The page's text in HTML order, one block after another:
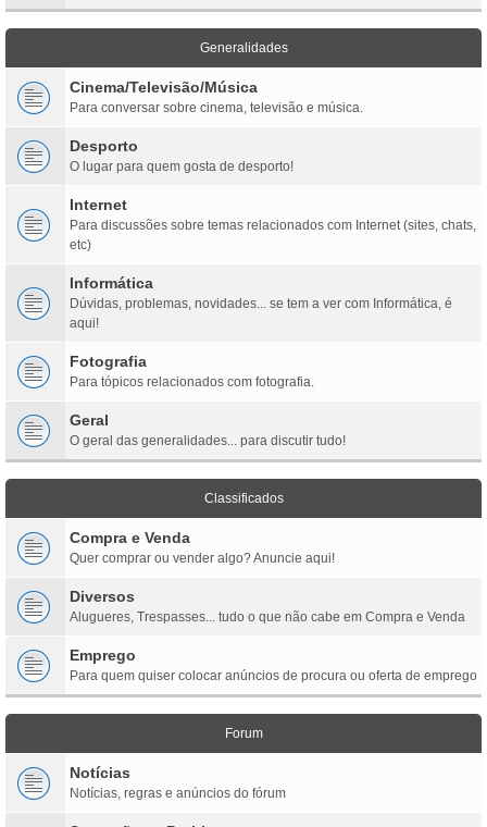
Generalidades
Cinema/Televisão/Música
Para conversar sobre cinema, televisão e música.
Desporto
O lugar para quem gosta de desporto!
Internet
Para discussões sobre temas relacionados com Internet (sites, chats,
etc)
Informática
Dúvidas, problemas, novidades... se tem a ver com Informática, é
aqui!
Fotografia
Para tópicos relacionados com fotografia.
Geral
O geral das generalidades... para discutir tudo!
Classificados
Compra e Venda
Quer comprar ou vender algo? Anuncie aqui!
Diversos
Alugueres, Trespasses... tudo o que não cabe em Compra e Venda
Emprego
Para quem quiser colocar anúncios de procura ou oferta de emprego
Forum
Notícias
Notícias, regras e anúncios do fórum